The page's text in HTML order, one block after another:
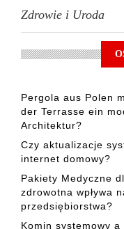
Zdrowie i Uroda
Pergola aus Polen
der Terrasse ein
Architektur?
Czy aktualizacje
internet domowy?
Pakiety Medyczne
zdrowotna wpływa
przedsiębiorstwa?
Komin systemowy